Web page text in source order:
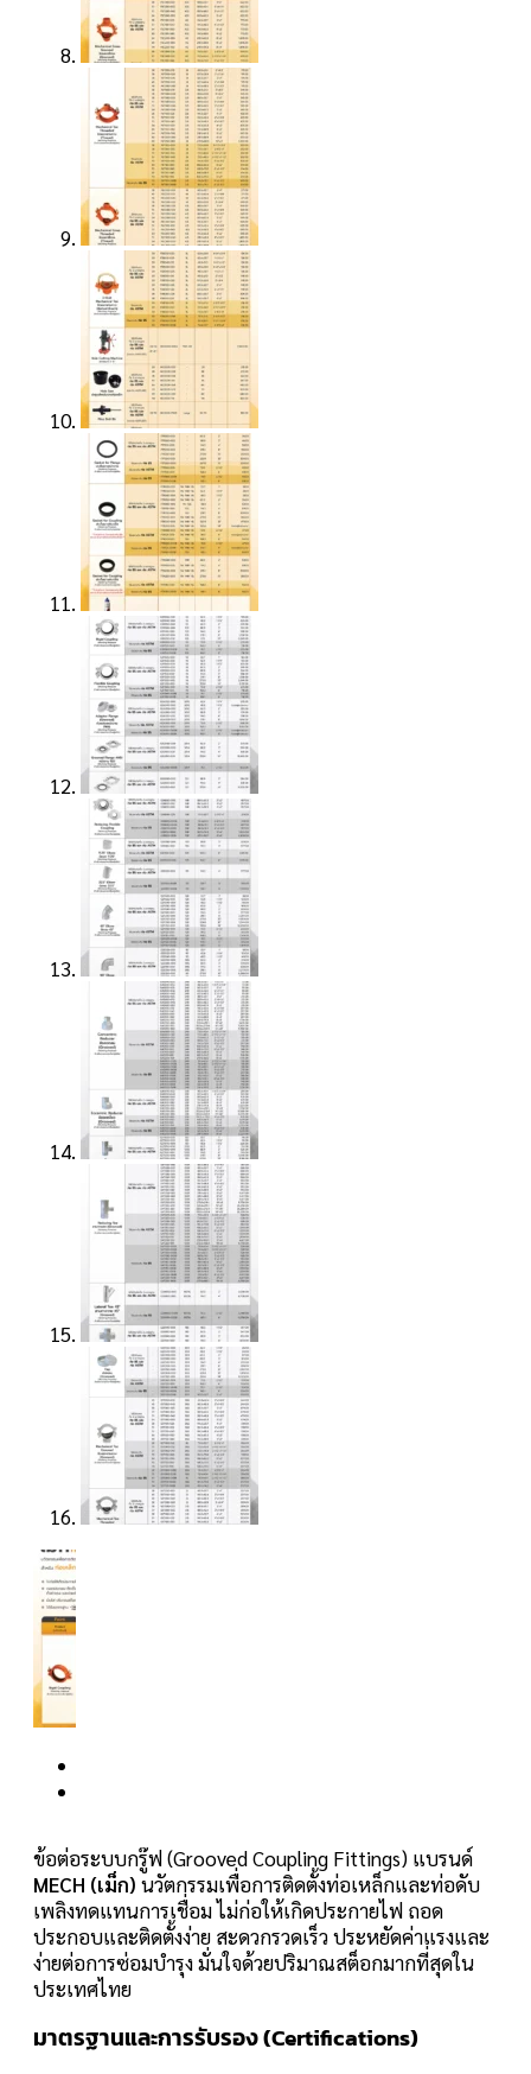
ข้อต่อระบบกรู๊ฟ (Grooved Coupling Fittings) แบรนด์
MECH (เม็ก) นวัตกรรมเพื่อการติดตั้งท่อเหล็กและท่อดับ
เพลิงทดแทนการเชื่อม ไม่ก่อให้เกิดประกายไฟ ถอด
ประกอบและติดตั้งง่าย สะดวกรวดเร็ว ประหยัดค่าแรงและ
ง่ายต่อการซ่อมบำรุง มั่นใจด้วยปริมาณสต็อกมากที่สุดใน
ประเทศไทย
มาตรฐานและการรับรอง (Certifications)